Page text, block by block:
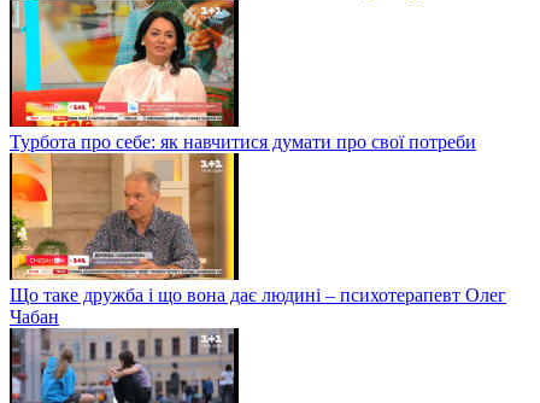
Турбота про себе: як навчитися думати про свої потреби
Що таке дружба і що вона дає людині – психотерапевт Олег
Чабан